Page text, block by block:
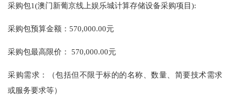
采购包1(澳门新葡京线上娱乐城计算存储设备采购项目):
采购包预算金额：570,000.00元
采购包最高限价： 570,000.00元
采购需求：（包括但不限于标的的名称、数量、简要技术需求
或服务要求等）